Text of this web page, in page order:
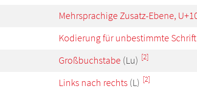
Mehrsprachige Zusatz-Ebene,
Kodierung für unbestimmte Schrift
Großbuchstabe (Lu) [2]
Links nach rechts (L) [2]